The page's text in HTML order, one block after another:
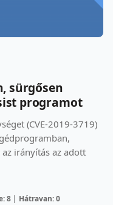
sürgősen
programot
(CVE-2019-3719)
irányítás az adott
8 | Hátravan: 0